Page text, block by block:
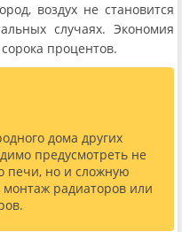
воздух не становится
случаях. Экономия
процентов.
дома других
предусмотреть не
печи, но и сложную
радиаторов или